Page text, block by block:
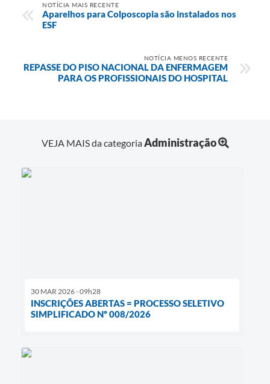
NOTÍCIA MAIS RECENTE
Aparelhos para Colposcopia são instalados nos
ESF
NOTÍCIA MENOS RECENTE
REPASSE DO PISO NACIONAL DA ENFERMAGEM
PARA OS PROFISSIONAIS DO HOSPITAL
VEJA MAIS da categoriaAdministração
30 MAR 2026 - 09h28
INSCRIÇÕES ABERTAS = PROCESSO SELETIVO
SIMPLIFICADO Nº 008/2026